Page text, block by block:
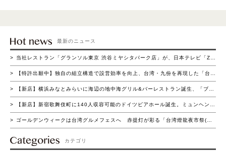
最新のニュース
当社レストラン「グランソル東京 渋谷ミヤシタパーク店」が、日本テレビ「ZIP！の買いドキッ!?コーナー」にて紹介されました
【特許出願中】独自の組立構造で設営効率を向上、台湾・九份を再現した「台湾ヒュッテ」登場～短時間組立と高い集客演出を両立～
【新店】横浜みなとみらいに海辺の地中海グリル&バーレストラン誕生、「ブラウアターフェル横浜」4月22日（水）グランドオープン
【新店】新宿歌舞伎町に140人収容可能のドイツビアホール誕生。ミュンヘン名門ビアホールを再現した「ホフブロイ トウキョウ 新宿店」4月15日（水）グランドオープン
ゴールデンウィークは台湾グルメフェスへ 赤提灯が彩る「台湾燈龍夜市祭(たいわん とうろう よいち まつり)」流山おおたかの森で初開催 4/16(木)～5/11(月)の26日間実施
カテゴリ